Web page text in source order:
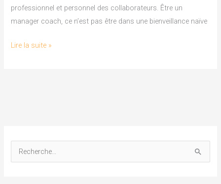
professionnel et personnel des collaborateurs. Être un
manager coach, ce n’est pas être dans une bienveillance naïve
Lire la suite »